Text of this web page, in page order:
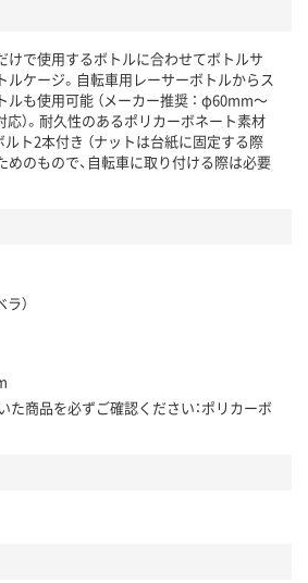
けで使用するボトルに合わせてボトルサ
ルケージ。自転車用レーサーボトルからス
も使用可能 （メーカー推奨 ： φ60mm～
）。耐久性のあるポリカーボネート素材
ト2本付き （ナットは台紙に固定する際
めのもので、自転車に取り付ける際は必要
）
商品を必ずご確認ください：ポリカーボ